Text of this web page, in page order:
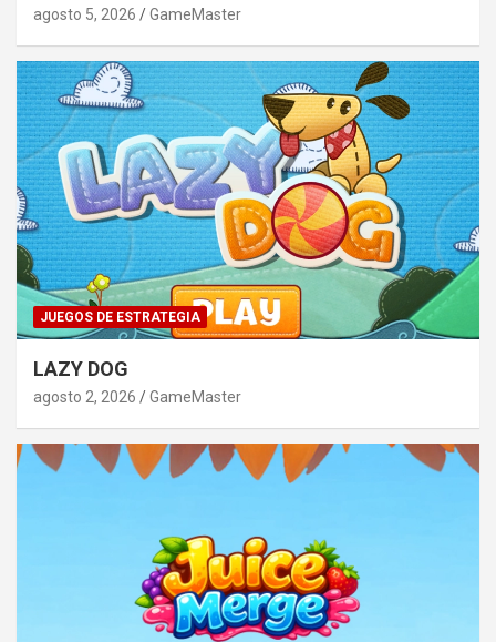
agosto 5, 2026 GameMaster
JUEGOS DE ESTRATEGIA
LAZY DOG
agosto 2, 2026 GameMaster